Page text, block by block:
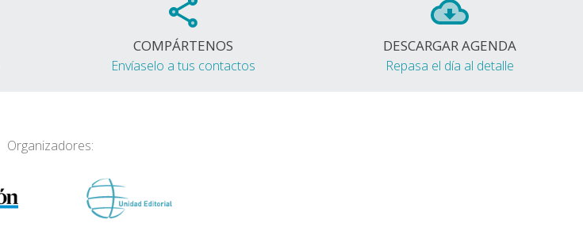
COMPÁRTENOS
Envíaselo a tus contactos
DESCARGAR AGENDA
Repasa el día al detalle
Organizadores: